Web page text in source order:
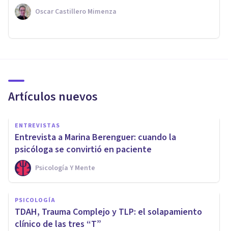
Oscar Castillero Mimenza
Artículos nuevos
ENTREVISTAS
Entrevista a Marina Berenguer: cuando la
psicóloga se convirtió en paciente
Psicología Y Mente
PSICOLOGÍA
TDAH, Trauma Complejo y TLP: el solapamiento
clínico de las tres “T”